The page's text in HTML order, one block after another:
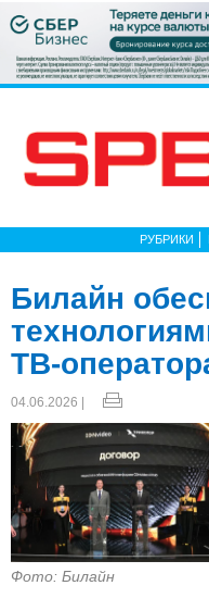
РУБРИКИ
Билайн
ТВ-
04.06.2026 |
Фото: Билайн